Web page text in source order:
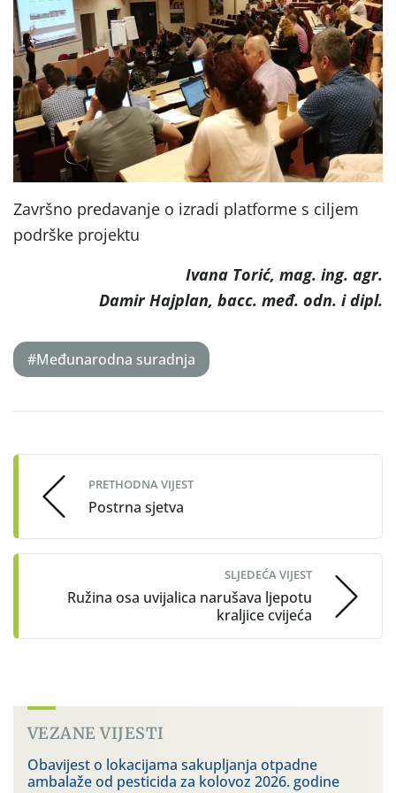
Završno predavanje o izradi platforme s ciljem
podrške projektu
Ivana Torić, mag. ing. agr.
Damir Hajplan, bacc. međ. odn. i dipl.
#Međunarodna suradnja
navigation
PRETHODNA VIJEST
Postrna sjetva
SLJEDEĆA VIJEST
Ružina osa uvijalica narušava ljepotu
kraljice cvijeća
VEZANE VIJESTI
Obavijest o lokacijama sakupljanja otpadne
ambalaže od pesticida za kolovoz 2026. godine